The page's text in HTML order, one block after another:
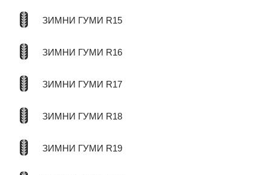
ЗИМНИ ГУМИ R15
ЗИМНИ ГУМИ R16
ЗИМНИ ГУМИ R17
ЗИМНИ ГУМИ R18
ЗИМНИ ГУМИ R19